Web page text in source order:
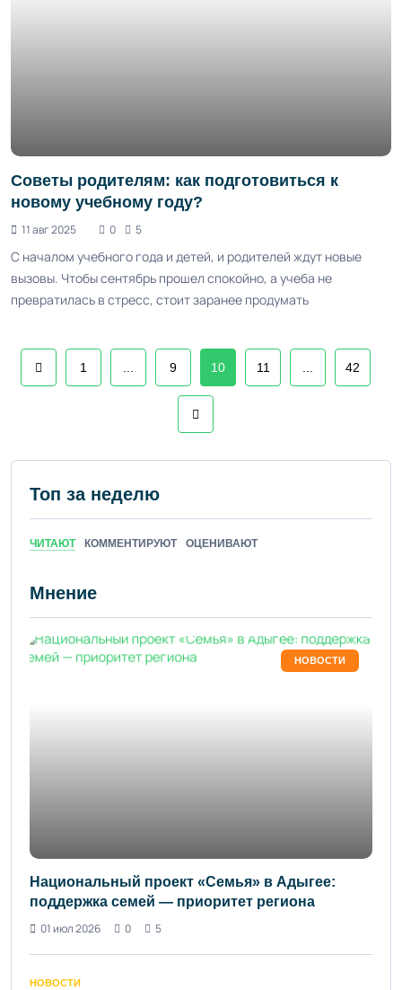
Советы родителям: как подготовиться к
новому учебному году?
11 авг 2025 0 5
С началом учебного года и детей, и родителей ждут новые
вызовы. Чтобы сентябрь прошел спокойно, а учеба не
превратилась в стресс, стоит заранее продумать
1 9 10 11 42
Топ за неделю
ЧИТАЮТ КОММЕНТИРУЮТ ОЦЕНИВАЮТ
Мнение
НОВОСТИ
Национальный проект «Семья» в Адыгее:
поддержка семей — приоритет региона
01 июл 2026
0 5
НОВОСТИ